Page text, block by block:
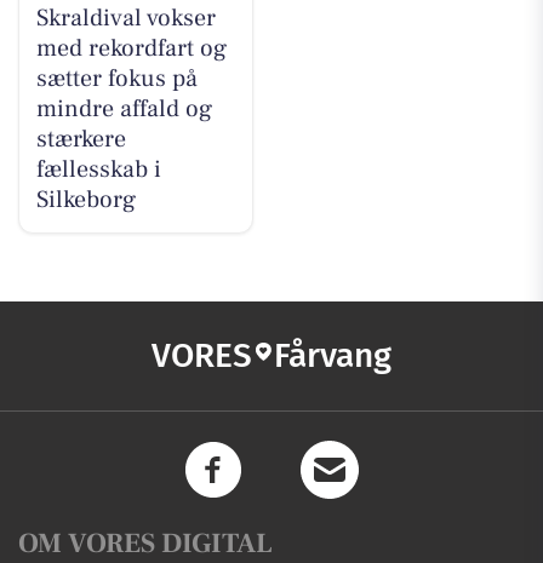
Skraldival vokser
med rekordfart og
sætter fokus på
mindre affald og
stærkere
fællesskab i
Silkeborg
VORES Fårvang
OM VORES DIGITAL